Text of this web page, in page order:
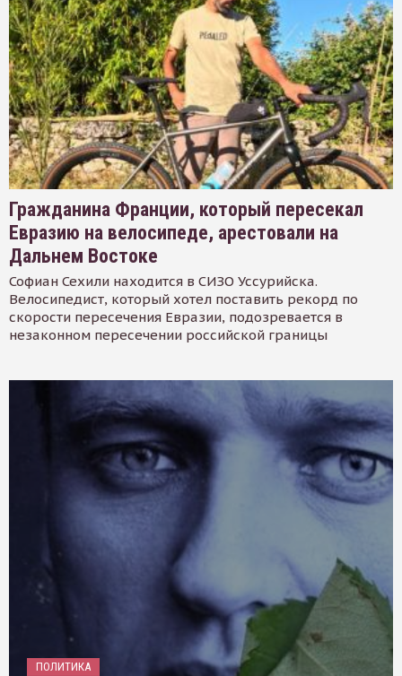
Гражданина Франции, который пересекал
Евразию на велосипеде, арестовали на
Дальнем Востоке
Софиан Сехили находится в СИЗО Уссурийска.
Велосипедист, который хотел поставить рекорд по
скорости пересечения Евразии, подозревается в
незаконном пересечении российской границы
ПОЛИТИКА